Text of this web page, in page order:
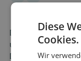
Die Bürotex
und
Digitalisierung,
Diese
Cookies.
Wir